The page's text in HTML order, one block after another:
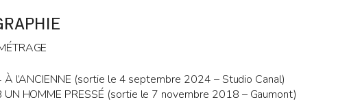
l’ANCIENNE (sortie le 4 septembre 2024 – Studio Canal)
HOMME PRESSÉ (sortie le 7 novembre 2018 – Gaumont)